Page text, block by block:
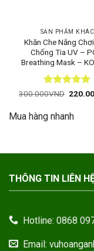
SẢN PHẨM KHÁC
Khăn Che Nắng
Chống Tia UV –
Breathing Mask –
Được xếp
sao
300.000VND Giá
Mua hàng nhanh
THÔNG TIN LIÊN
Hotline: 0868
Email: